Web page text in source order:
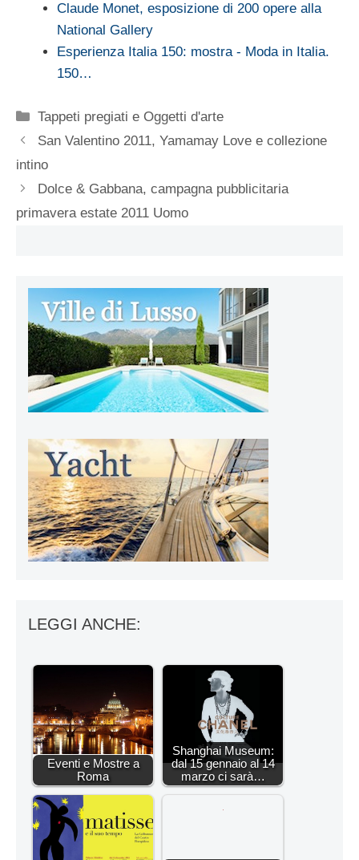
Claude Monet, esposizione di 200 opere alla
National Gallery
Esperienza Italia 150: mostra - Moda in Italia.
150…
Categorie
Tappeti pregiati e Oggetti d'arte
San Valentino 2011, Yamamay Love e collezione
intino
Dolce & Gabbana, campagna pubblicitaria
primavera estate 2011 Uomo
LEGGI ANCHE:
Eventi e Mostre a
Roma
Shanghai Museum:
dal 15 gennaio al 14
marzo ci sarà…